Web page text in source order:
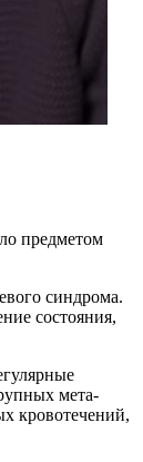
предметом
синдрома.
состояния,
мета-
кровотечений,